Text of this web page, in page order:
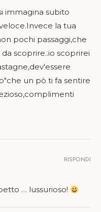
immagina subito
la tua
pochi passaggi,che
scoprire..io scoprirei
un pò ti fa sentire
… lussurioso!
RISPONDI